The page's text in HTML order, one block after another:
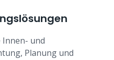
Innen- und
Planung und